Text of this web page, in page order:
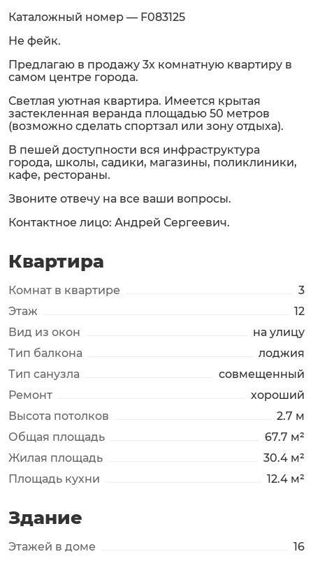
Каталожный номер — F083125
Не фейк.
Предлагаю в продажу 3х комнатную квартиру в
самом центре города.
Светлая уютная квартира. Имеется крытая
застекленная веранда площадью 50 метров
(возможно сделать спортзал или зону отдыха).
В пешей доступности вся инфраструктура
города, школы, садики, магазины, поликлиники,
кафе, рестораны.
Звоните отвечу на все ваши вопросы.
Контактное лицо: Андрей Сергеевич.
Квартира
Комнат в квартире
3
Этаж
12
Вид из окон
на улицу
Тип балкона
лоджия
Тип санузла
совмещенный
Ремонт
хороший
Высота потолков
2.7 м
Общая площадь
67.7 м²
Жилая площадь
30.4 м²
Площадь кухни
12.4 м²
Здание
Этажей в доме 16